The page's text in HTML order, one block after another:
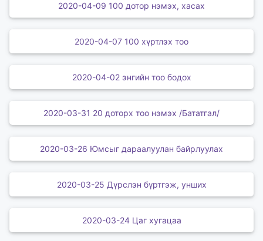
2020-04-09 100 дотор нэмэх, хасах
2020-04-07 100 хүртлэх тоо
2020-04-02 энгийн тоо бодох
2020-03-31 20 доторх тоо нэмэх /Бататгал/
2020-03-26 Юмсыг дараалуулан байрлуулах
2020-03-25 Дүрслэн бүртгэж, унших
2020-03-24 Цаг хугацаа